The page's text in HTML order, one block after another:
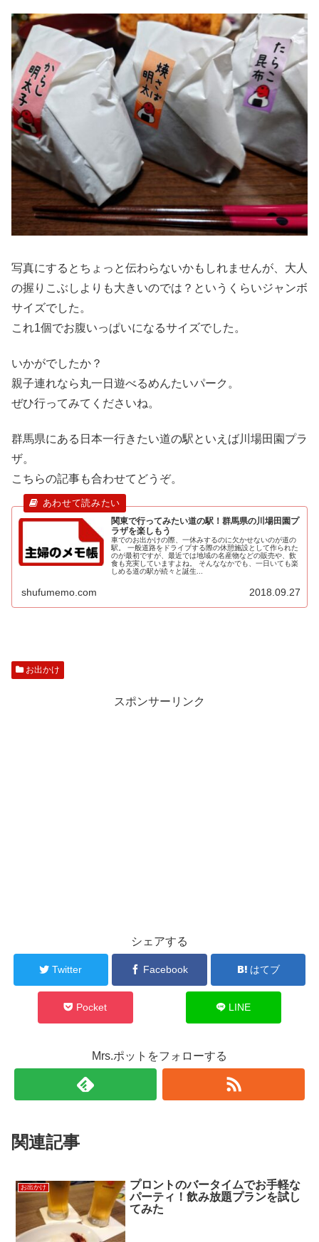
写真にするとちょっと伝わらないかもしれませんが、大人
の握りこぶしよりも大きいのでは？というくらいジャンボ
サイズでした。
これ1個でお腹いっぱいになるサイズでした。
いかがでしたか？
親子連れなら丸一日遊べるめんたいパーク。
ぜひ行ってみてくださいね。
群馬県にある日本一行きたい道の駅といえば川場田園プラ
ザ。
こちらの記事も合わせてどうぞ。
関東で行ってみたい道の駅！群馬県の川場田園プ
ラザを楽しもう
車でのお出かけの際、一休みするのに欠かせないのが道の
駅。 一般道路をドライブする際の休憩施設として作られた
のが最初ですが、最近では地域の名産物などの販売や、飲
食も充実していますよね。 そんななかでも、一日いても楽
しめる道の駅が続々と誕生...
shufumemo.com 2018.09.27
お出かけ
スポンサーリンク
シェアする
Twitter Facebook はてブ
Pocket LINE
Mrs.ポットをフォローする
関連記事
お出かけ
プロントのバータイムでお手軽な
パーティ！飲み放題プランを試し
てみた